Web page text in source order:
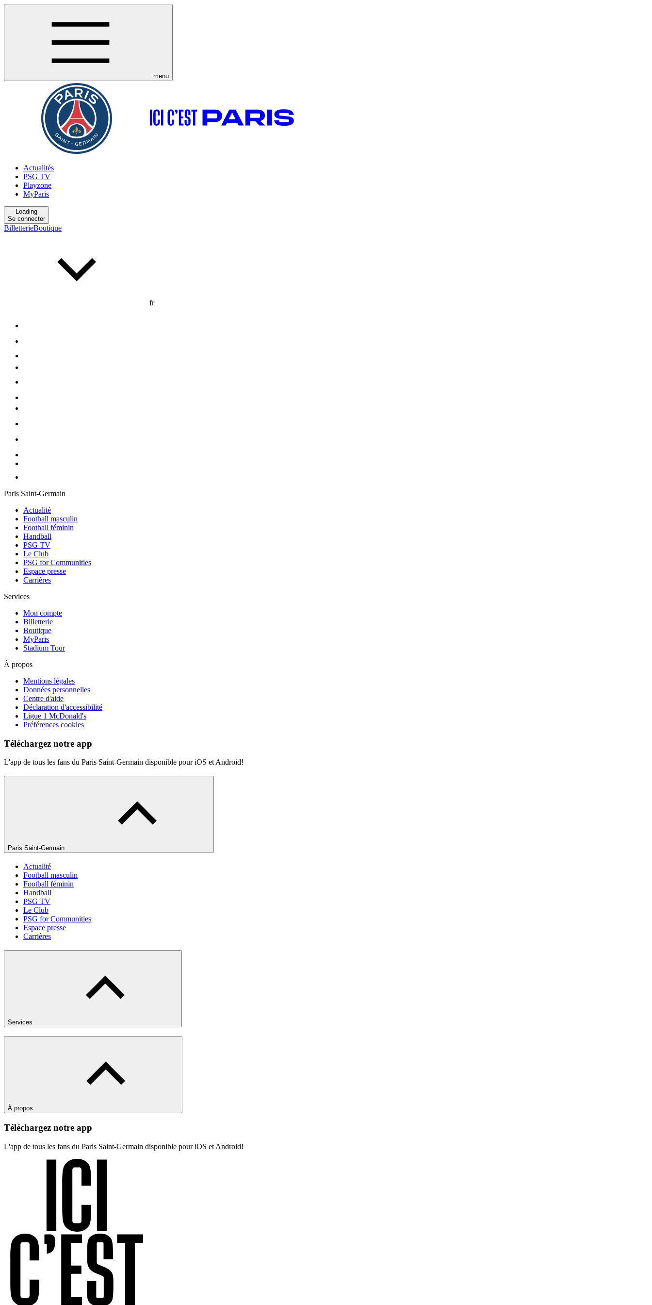
menu
Actualités
PSG TV
Playzone
MyParis
Loading
Se connecter
BilletterieBoutique
fr
Paris Saint-Germain
Actualité
Football masculin
Football féminin
Handball
PSG TV
Le Club
PSG for Communities
Espace presse
Carrières
Services
Mon compte
Billetterie
Boutique
MyParis
Stadium Tour
À propos
Mentions légales
Données personnelles
Centre d'aide
Déclaration d'accessibilité
Ligue 1 McDonald's
Préférences cookies
Téléchargez notre app
L'app de tous les fans du Paris Saint-Germain disponible pour iOS et Android!
Paris Saint-Germain
Actualité
Football masculin
Football féminin
Handball
PSG TV
Le Club
PSG for Communities
Espace presse
Carrières
Services
À propos
Téléchargez notre app
L'app de tous les fans du Paris Saint-Germain disponible pour iOS et Android!